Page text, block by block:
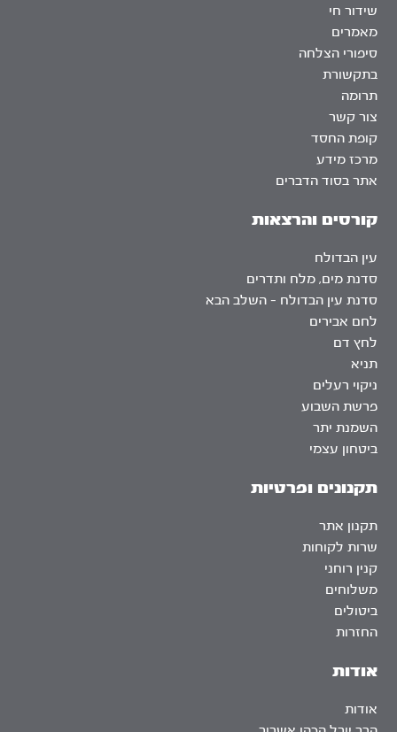
אודות
אודות
שידור חי
מאמרים
סיפורי הצלחה
בתקשורת
תרומה
צור קשר
קופת החסד
מרכז מידע
אתר בסוד הדברים
קורסים והרצאות
עין הבדולח
סדנת מים, מלח ותדרים
סדנת עין הבדולח – השלב הבא
לחם אבירים
לחץ דם
תניא
ניקוי רעלים
פרשת השבוע
השמנת יתר
ביטחון עצמי
תקנונים ופרטיות
תקנון אתר
שרות לקוחות
קנין רוחני
משלוחים
ביטולים
החזרות